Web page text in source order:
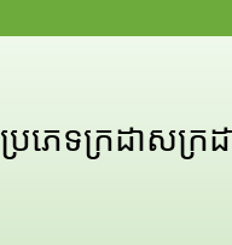
ប្រភេទក្រដាសក្រ